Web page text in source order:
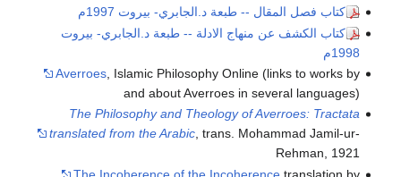
كتاب فصل المقال -- طبعة د.الجابري- بيروت 1997م
كتاب الكشف عن منهاج الادلة -- طبعة د.الجابري- بيروت
1998م
Averroes, Islamic Philosophy Online (links to works by
and about Averroes in several languages)
The Philosophy and Theology of Averroes: Tractata
translated from the Arabic, trans. Mohammad Jamil-ur-
Rehman, 1921
The Incoherence of the Incoherencetranslation by